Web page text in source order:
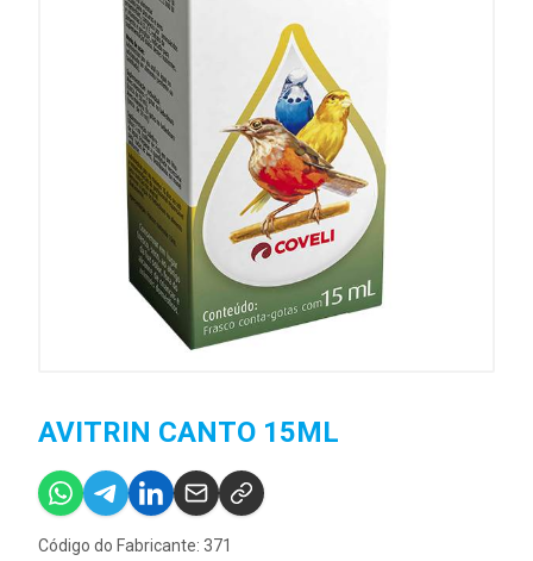
AVITRIN CANTO 15ML
Código do Fabricante: 371